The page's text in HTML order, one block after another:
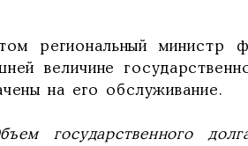
региональный министр
величине
на его обслуживание.
государственного